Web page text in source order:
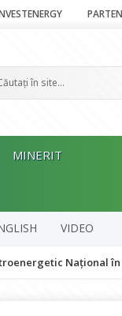
MINERIT
VIDEO
în condiții